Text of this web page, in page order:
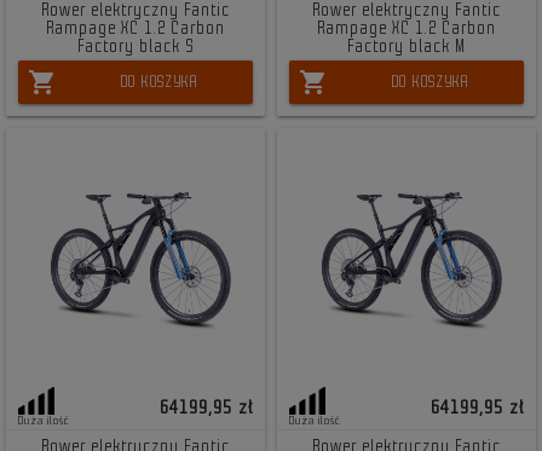
Rower elektryczny Fantic
Rampage XC 1.2 Carbon
Factory black S
shopping_cart DO KOSZYKA
Rower elektryczny Fantic
Rampage XC 1.2 Carbon
Factory black M
shopping_cart DO KOSZYKA
Duża ilość
64199,95 zł
Rower elektryczny Fantic
Duża ilość
64199,95 zł
Rower elektryczny Fantic